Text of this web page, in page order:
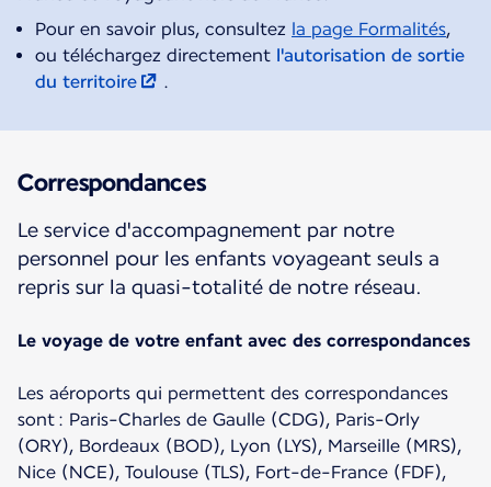
Pour en savoir plus, consultez la page Formalités,
ou téléchargez directement l'autorisation de sortie
du territoire
.
Correspondances
Le service d'accompagnement par notre
personnel pour les enfants voyageant seuls a
repris sur la quasi-totalité de notre réseau.
Le voyage de votre enfant avec des correspondances
Les aéroports qui permettent des correspondances
sont : Paris-Charles de Gaulle (CDG), Paris-Orly
(ORY), Bordeaux (BOD), Lyon (LYS), Marseille (MRS),
Nice (NCE), Toulouse (TLS), Fort-de-France (FDF),